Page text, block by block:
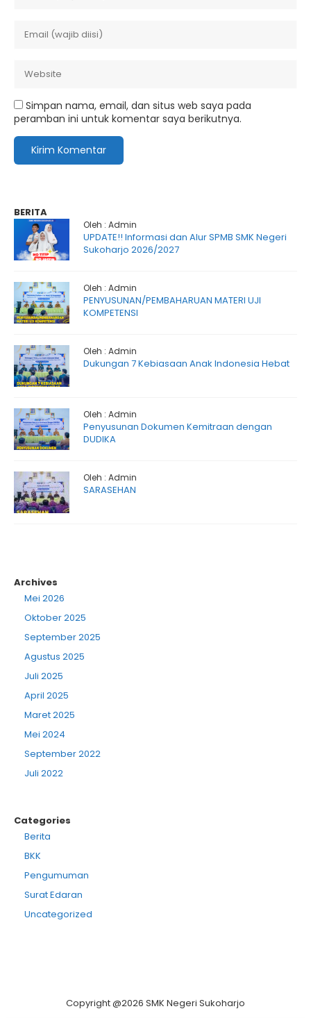
Simpan nama, email, dan situs web saya pada
peramban ini untuk komentar saya berikutnya.
BERITA
Oleh : Admin
UPDATE!! Informasi dan Alur SPMB SMK Negeri
Sukoharjo 2026/2027
Oleh : Admin
PENYUSUNAN/PEMBAHARUAN MATERI UJI
KOMPETENSI
Oleh : Admin
Dukungan 7 Kebiasaan Anak Indonesia Hebat
Oleh : Admin
Penyusunan Dokumen Kemitraan dengan
DUDIKA
Oleh : Admin
SARASEHAN
Archives
Mei 2026
Oktober 2025
September 2025
Agustus 2025
Juli 2025
April 2025
Maret 2025
Mei 2024
September 2022
Juli 2022
Categories
Berita
BKK
Pengumuman
Surat Edaran
Uncategorized
Copyright @2026 SMK Negeri Sukoharjo